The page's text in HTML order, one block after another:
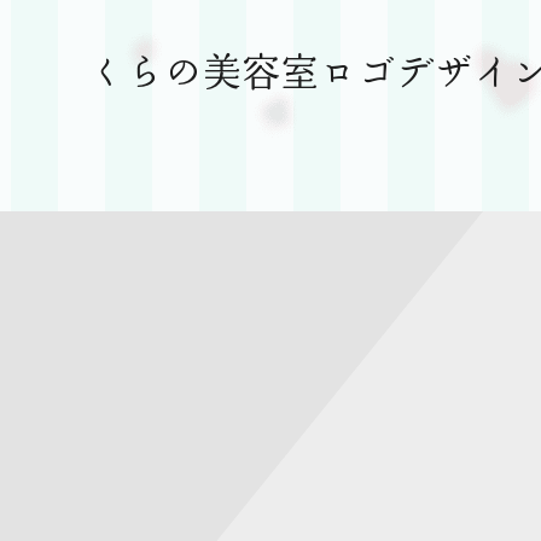
くらの美容室ロゴデザイ